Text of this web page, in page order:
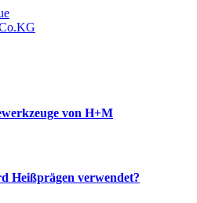
von H+M
Heißprägen verwendet?